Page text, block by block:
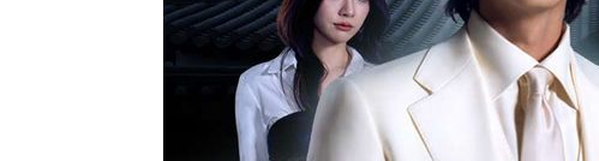
수도권 40도 육박 '펄펄'…동해안 일부 지역엔 호의주의보
온열질환 사망자 3명 늘어…누적 환자 3000명 돌파
강릉에 시간당 81.4㎜ 물폭탄…도로 잠기고 담벼락 붕괴
백운산서 80년근 천종산삼 9뿌리 발견…감정가 1.3억원
선재도서 해루질 나섰다 실종 60대, 닷새 만에 숨진 채 발견